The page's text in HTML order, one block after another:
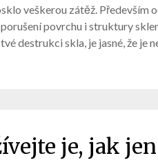
veškerou zátěž.
povrchu i struktury
destrukci skla, je jasné, že je
je, jak